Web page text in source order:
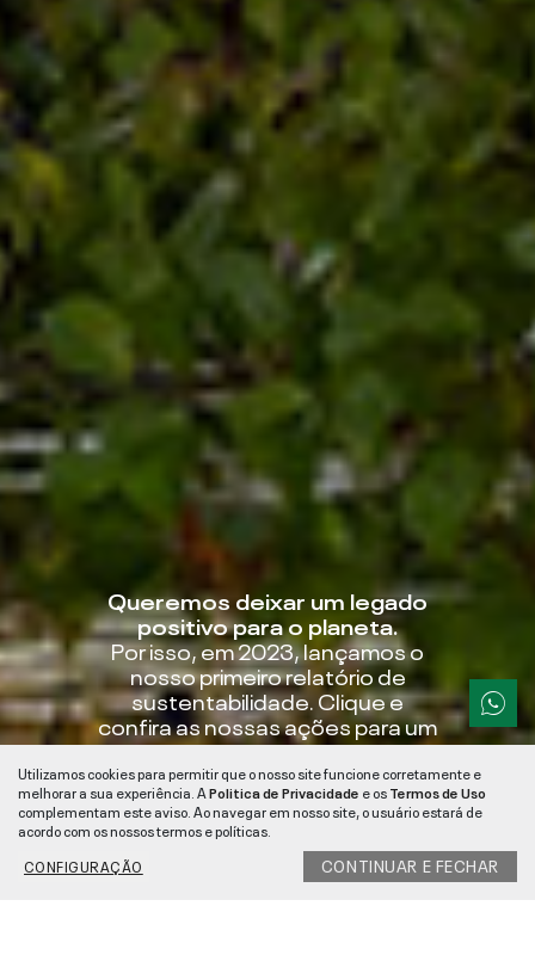
Queremos deixar um legado
positivo para o planeta.
Por isso, em 2023, lançamos o
nosso primeiro relatório de
sustentabilidade. Clique e
confira as nossas ações para um
futuro melhor.
RELATÓRIO 2022
RELATÓRIO 2023
RELATÓRIO 2024
Utilizamos cookies para permitir que o nosso site funcione corretamente e
melhorar a sua experiência. APolitica de Privacidade e osTermos de Uso
complementam este aviso. Ao navegar em nosso site, o usuário estará de
acordo com os nossos termos e políticas.
CONFIGURAÇÃO
CONTINUAR E FECHAR